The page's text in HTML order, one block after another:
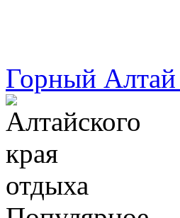
Горный Алтай